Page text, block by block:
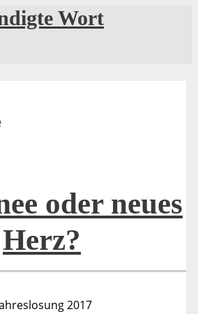
Wort
oder neues
Herz?
2017